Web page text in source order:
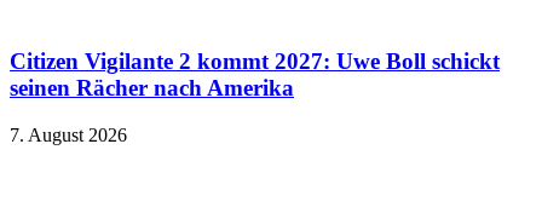
Citizen Vigilante 2 kommt 2027: Uwe Boll schickt
seinen Rächer nach Amerika
7. August 2026